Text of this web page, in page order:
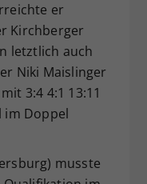
er
Kirchberger
letztlich auch
Niki Maislinger
3:4 4:1 13:11
im Doppel
musste